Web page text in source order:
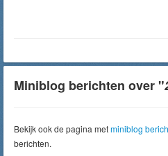
Miniblog berichten over "
Bekijk ook de pagina metminiblog
berichten.